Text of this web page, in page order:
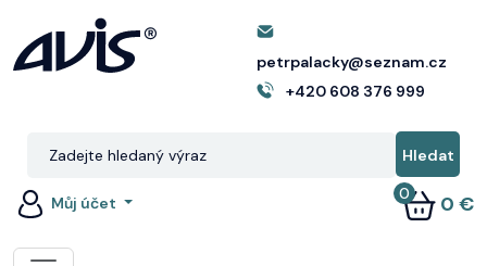
petrpalacky@seznam.cz
+420 608 376 999
Můj účet 0 €
0